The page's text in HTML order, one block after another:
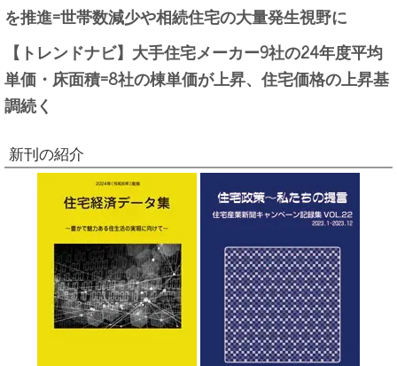
を推進=世帯数減少や相続住宅の大量発生視野に
【トレンドナビ】大手住宅メーカー9社の24年度平均
単価・床面積=8社の棟単価が上昇、住宅価格の上昇基
調続く
新刊の紹介